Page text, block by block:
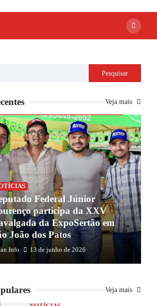
Pesquisar
Veja mais
Federal Júnior
participa da XXV
da ExpoSertão em
João dos Patos
Info 13 de junho de 2026
Veja mais